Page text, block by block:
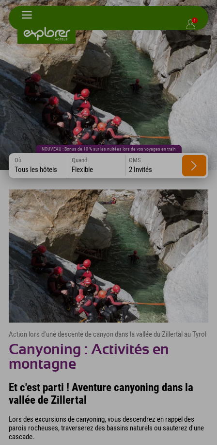
1
NOUVEAU : Bonus de 10 % sur les nuitées lors de vos voyages en train
Où
Tous les hôtels
Quand
Flexible
OMS
2 Invités
Action lors d'une descente de canyon dans la vallée du Zillertal au Tyrol
Canyoning : Activités en
montagne
Et c'est parti ! Aventure canyoning dans la
vallée de Zillertal
Lors des excursions de canyoning, vous descendrez en rappel des
parois rocheuses, traverserez des bassins naturels ou sauterez d'une
cascade.